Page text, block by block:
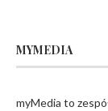
MYMEDIA
myMedia to